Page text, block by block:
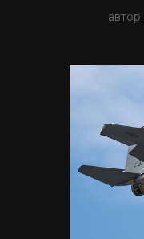
автор